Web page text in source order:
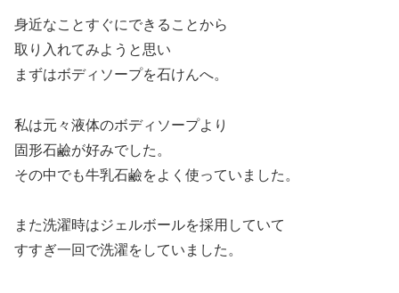
身近なことすぐにできることから
取り入れてみようと思い
まずはボディソープを石けんへ。
私は元々液体のボディソープより
固形石鹼が好みでした。
その中でも牛乳石鹼をよく使っていました。
また洗濯時はジェルボールを採用していて
すすぎ一回で洗濯をしていました。